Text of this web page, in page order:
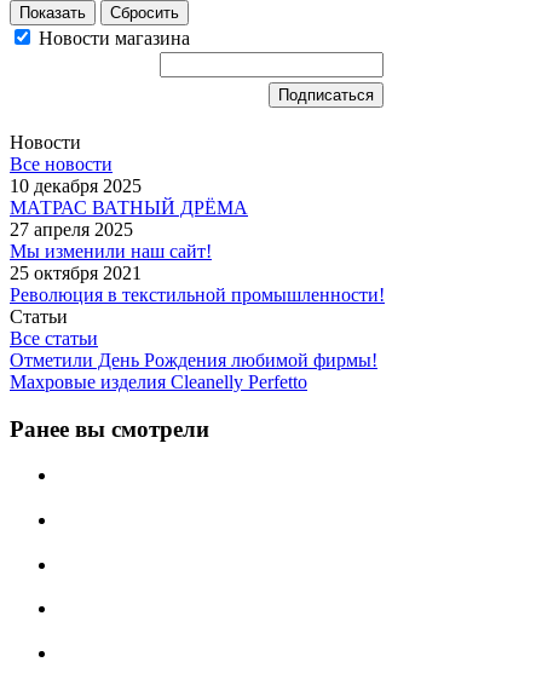
Сбросить
Новости магазина
Новости
Все новости
10 декабря 2025
МАТРАС ВАТНЫЙ ДРЁМА
27 апреля 2025
Мы изменили наш сайт!
25 октября 2021
Революция в текстильной промышленности!
Статьи
Все статьи
Отметили День Рождения любимой фирмы!
Махровые изделия Cleanelly Perfetto
Ранее вы смотрели